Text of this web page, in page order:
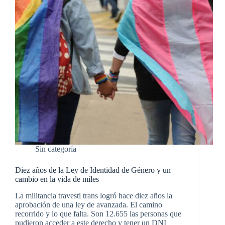
Sin categoría
Diez años de la Ley de Identidad de Género y un
cambio en la vida de miles
La militancia travesti trans logró hace diez años la
aprobación de una ley de avanzada. El camino
recorrido y lo que falta. Son 12.655 las personas que
pudieron acceder a este derecho y tener un DNI